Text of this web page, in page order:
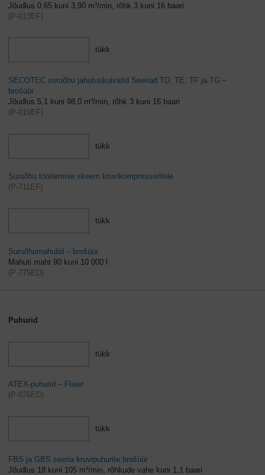
Jõudlus 0,65 kuni 3,90 m³/min, rõhk 3 kuni 16 baari
(P-013EF)
tükk
SECOTEC suruõhu jahutuskuivatid Seeriad TD, TE, TF ja TG –
brošüür
Jõudlus 5,1 kuni 98,0 m³/min, rõhk 3 kuni 16 baari
(P-019EF)
tükk
Suruõhu töötlemise skeem kruvikompressoritele
(P-711EF)
tükk
Suruõhumahutid – brošüür
Mahuti maht 90 kuni 10 000 l
(P-775ED)
Puhurid
tükk
ATEX-puhurid – Flaier
(P-076ED)
tükk
FBS ja GBS seeria kruvipuhurite brošüür
Jõudlus 18 kuni 105 m³/min, rõhkude vahe kuni 1,1 baari